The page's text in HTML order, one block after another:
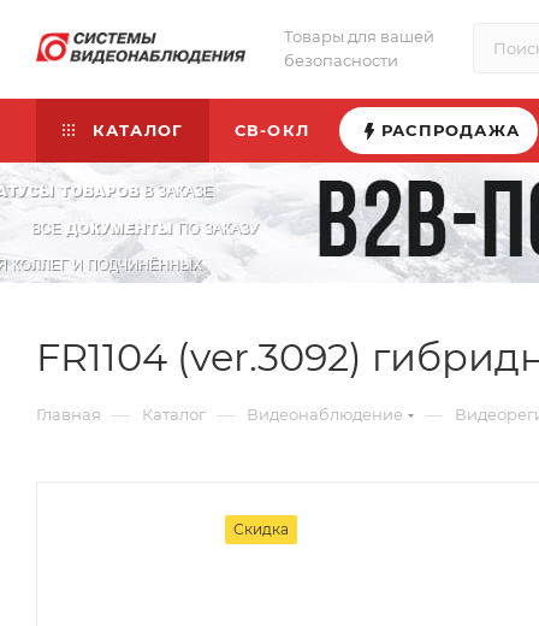
Товары для вашей
безопасности
КАТАЛОГ СВ-ОКЛ РАСПРОДАЖА
FR1104 (ver.3092)
Главная — Каталог — Видеонаблюдение —
Скидка